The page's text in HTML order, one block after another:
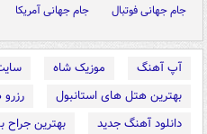
جام جهانی فوتبال
جام جهانی آمریکا
آپ آهنگ موزیک شاه
بهترین هتل های استانبول
دانلود آهنگ جدید
بهترین جراح